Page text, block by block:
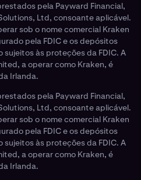
pela Payward Financial,
Ltd, consoante aplicável.
sob o nome comercial Kraken
pela FDIC e os depósitos
às proteções da FDIC. A
a operar como Kraken, é
Irlanda.
pela Payward Financial,
Ltd, consoante aplicável.
sob o nome comercial Kraken
pela FDIC e os depósitos
às proteções da FDIC. A
a operar como Kraken, é
Irlanda.